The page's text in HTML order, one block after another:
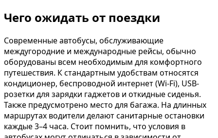
Чего ожидать от поездки
Современные автобусы, обслуживающие
междугородние и международные рейсы, обычно
оборудованы всем необходимым для комфортного
путешествия. К стандартным удобствам относятся
кондиционер, беспроводной интернет (Wi-Fi), USB-
розетки для зарядки гаджетов и откидные сиденья.
Также предусмотрено место для багажа. На длинных
маршрутах водители делают санитарные остановки
каждые 3–4 часа. Стоит помнить, что условия в